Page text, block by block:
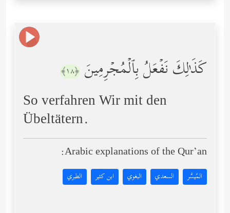
كَذَ ٰ⁠لِكَ نَفۡعَلُ بِٱلۡمُجۡرِمِینَ ﴿١٨﴾
So verfahren Wir mit den
Übeltätern.
Arabic explanations of the Qur’an:
المُيسَّر السعدي البغوي ابن كثير الطبري